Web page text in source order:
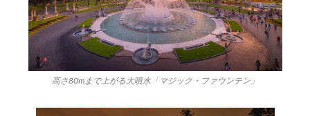
高さ80mまで上がる大噴水「マジック・ファウンテン」